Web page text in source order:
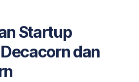
Startup
dan